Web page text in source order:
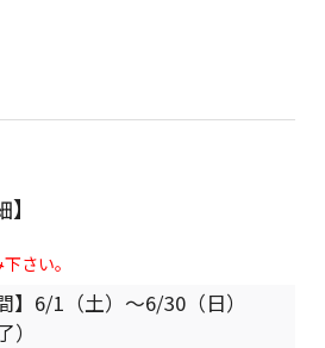
さい。
】6/1（土）～6/30（日）